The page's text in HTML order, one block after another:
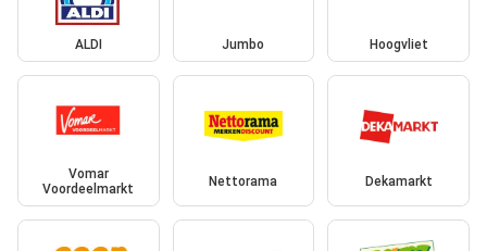
ALDI Jumbo Hoogvliet
Vomar
Voordeelmarkt
Nettorama Dekamarkt